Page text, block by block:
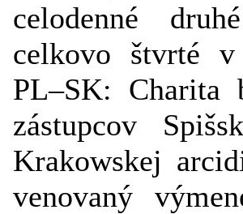
celodenné
celkovo štvrté
PL–SK: Charita
zástupcov
Krakowskej
venovaný